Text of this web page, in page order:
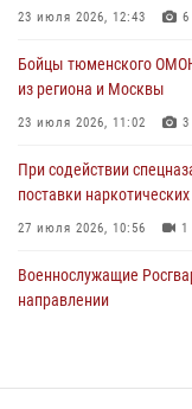
05 августа 2026, 05:35
Стальной характер
масштабных спортивных
05 августа 2026, 05:22
23 июля 2026, 12:43 6
Бойцы тюменского
из региона и Москвы
23 июля 2026, 11:02 3
При содействии
поставки
27 июля 2026, 10:56 1
Военнослужащие
направлении